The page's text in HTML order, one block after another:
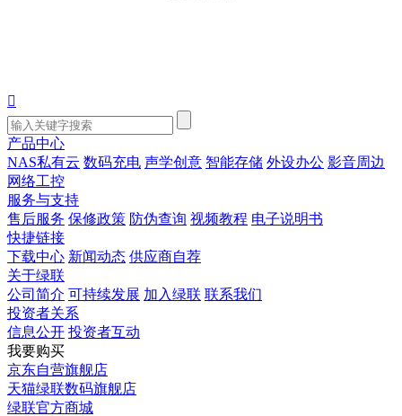

产品中心
NAS私有云 数码充电 声学创意 智能存储 外设办公 影音周边
网络工控
服务与支持
售后服务 保修政策 防伪查询 视频教程 电子说明书
快捷链接
下载中心 新闻动态 供应商自荐
关于绿联
公司简介 可持续发展 加入绿联 联系我们
投资者关系
信息公开 投资者互动
我要购买
京东自营旗舰店
天猫绿联数码旗舰店
绿联官方商城